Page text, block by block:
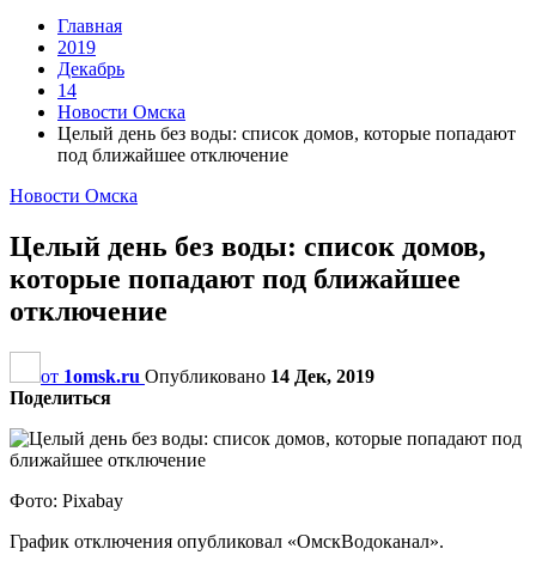
Главная
2019
Декабрь
14
Новости Омска
Целый день без воды: список домов, которые попадают
под ближайшее отключение
Новости Омска
Целый день без воды: список домов,
которые попадают под ближайшее
отключение
от 1omsk.ru Опубликовано 14 Дек, 2019
Поделиться
Фото: Pixabay
График отключения опубликовал «ОмскВодоканал».